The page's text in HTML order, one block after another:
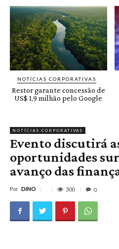
NOTÍCIAS CORPORATIVAS
Restor garante concessão de
US$ 1,9 milhão pelo Google